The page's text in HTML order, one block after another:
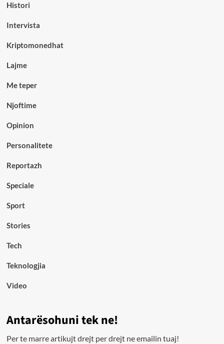
Histori
Intervista
Kriptomonedhat
Lajme
Me teper
Njoftime
Opinion
Personalitete
Reportazh
Speciale
Sport
Stories
Tech
Teknologjia
Video
Antarësohuni tek ne!
Per te marre artikujt drejt per drejt ne emailin tuaj!